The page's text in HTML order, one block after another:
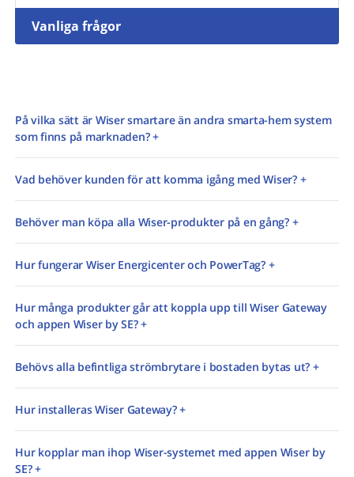
Vanliga frågor
På vilka sätt är Wiser smartare än andra smarta-hem system
som finns på marknaden? +
Vad behöver kunden för att komma igång med Wiser? +
Behöver man köpa alla Wiser-produkter på en gång? +
Hur fungerar Wiser Energicenter och PowerTag? +
Hur många produkter går att koppla upp till Wiser Gateway
och appen Wiser by SE? +
Behövs alla befintliga strömbrytare i bostaden bytas ut? +
Hur installeras Wiser Gateway? +
Hur kopplar man ihop Wiser-systemet med appen Wiser by
SE? +